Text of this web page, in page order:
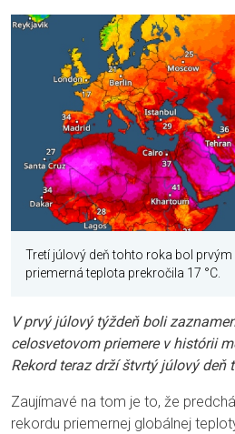
Tretí júlový deň tohto roka bol
priemerná teplota prekročila 17 °C.
V prvý júlový týždeň boli
celosvetovom priemere v histórii
Rekord teraz drží štvrtý júlový deň
Zaujímavé na tom je to, že
rekordu priemernej globálnej